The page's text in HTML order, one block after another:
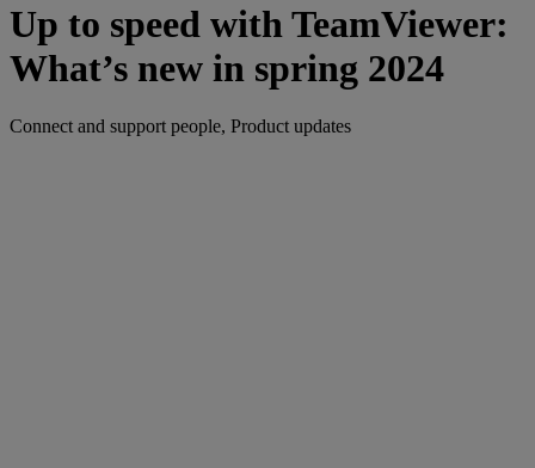
Up to speed with TeamViewer:
What’s new in spring 2024
Connect and support people, Product updates